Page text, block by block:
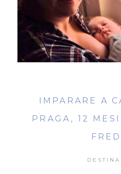
IMPARARE A
PRAGA, 12